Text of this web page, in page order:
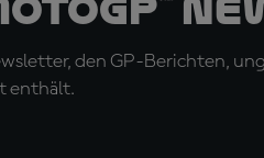
den GP-Berichten,
enthält.